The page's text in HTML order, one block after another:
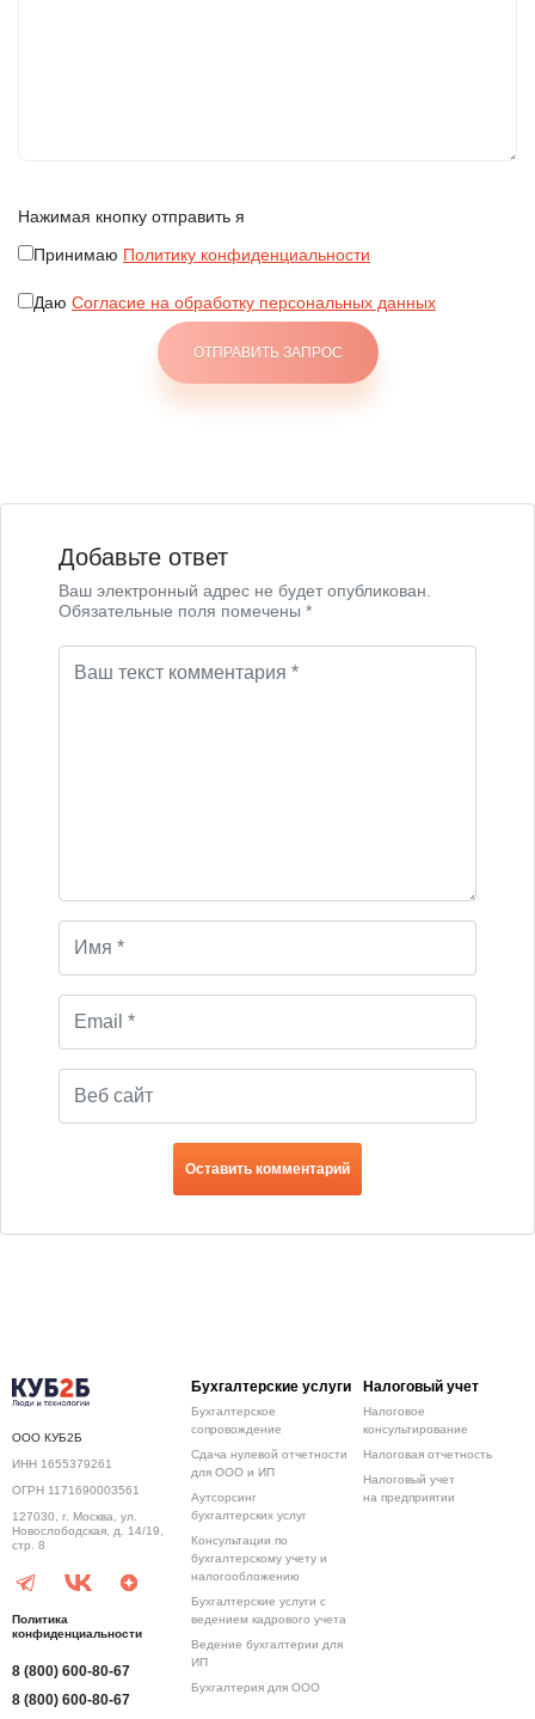
Нажимая кнопку отправить я
Принимаю Политику конфиденциальности
Даю Согласие на обработку персональных данных
Добавьте ответ
Ваш электронный адрес не будет опубликован.
Обязательные поля помечены *
ООО КУБ2Б
ИНН 1655379261
ОГРН 1171690003561
127030, г. Москва, ул.
Новослободская, д. 14/19,
стр. 8
Политика
конфиденциальности
8 (800) 600-80-67
8 (800) 600-80-67
Бухгалтерские услуги
Бухгалтерское
сопровождение
Сдача нулевой отчетности
для ООО и ИП
Аутсорсинг
бухгалтерских услуг
Консультации по
бухгалтерскому учету и
налогообложению
Бухгалтерские услуги с
ведением кадрового учета
Ведение бухгалтерии для
ИП
Бухгалтерия для ООО
Налоговый учет
Налоговое
консультирование
Налоговая отчетность
Налоговый учет
на предприятии